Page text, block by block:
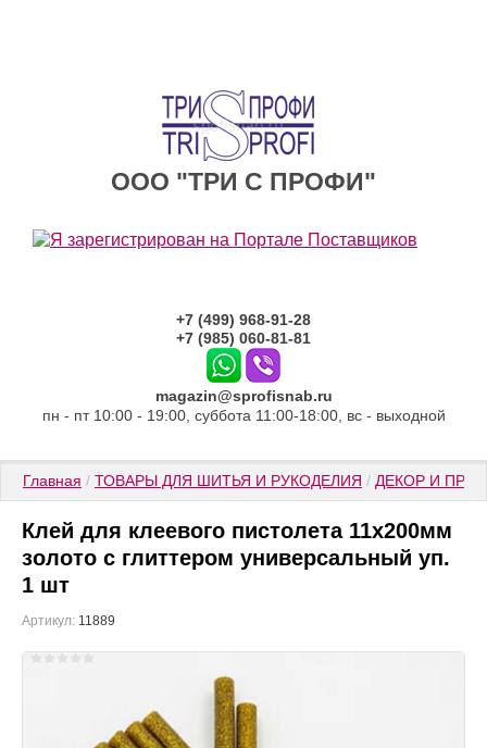
ООО "ТРИ С ПРОФИ"
+7 (499) 968-91-28
+7 (985) 060-81-81
magazin@sprofisnab.ru
пн - пт 10:00 - 19:00, суббота 11:00-18:00, вс - выходной
Главная / ТОВАРЫ ДЛЯ ШИТЬЯ И РУКОДЕЛИЯ / ДЕКОР И
Клей для клеевого пистолета 11х200мм
золото с глиттером универсальный уп.
1 шт
Артикул: 11889